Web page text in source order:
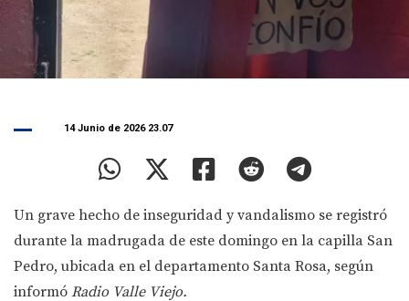
14 Junio de 2026 23.07
Un grave hecho de inseguridad y vandalismo se registró
durante la madrugada de este domingo en la capilla San
Pedro, ubicada en el departamento Santa Rosa, según
informó Radio Valle Viejo.